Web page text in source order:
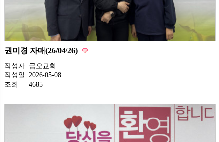
권미경 자매(26/04/26)
작성자 금오교회
작성일
2026-05-08
조회
4685